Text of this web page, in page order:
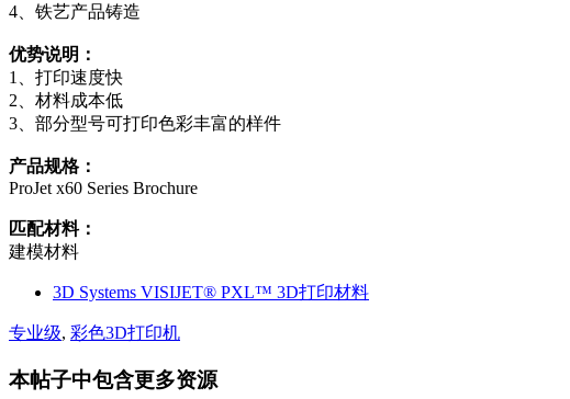
4、铁艺产品铸造
优势说明：
1、打印速度快
2、材料成本低
3、部分型号可打印色彩丰富的样件
产品规格：
ProJet x60 Series Brochure
匹配材料：
建模材料
3D Systems VISIJET® PXL™ 3D打印材料
专业级, 彩色3D打印机
本帖子中包含更多资源